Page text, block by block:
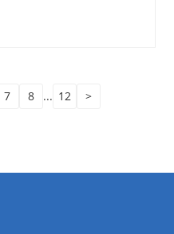
también......
7 8 ... 12 >